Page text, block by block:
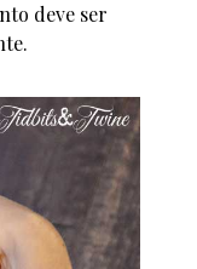
deve ser